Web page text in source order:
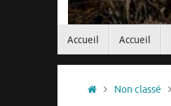
Accueil Accueil
Non classé